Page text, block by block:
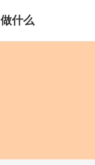
做什么